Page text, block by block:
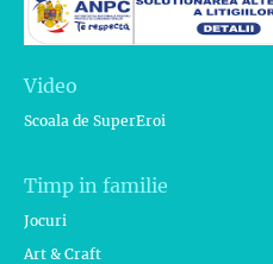
Video
Scoala de SuperEroi
Timp in familie
Jocuri
Art & Craft